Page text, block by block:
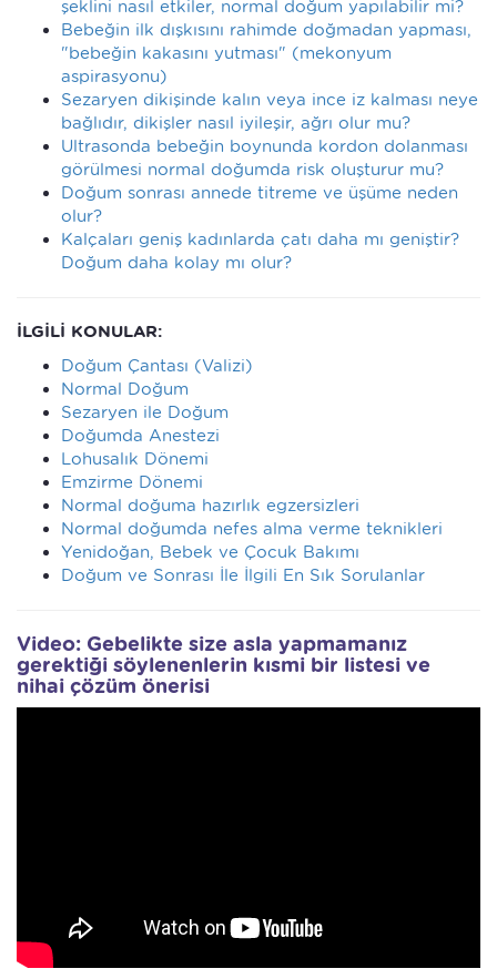
şeklini nasıl etkiler, normal doğum yapılabilir mi?
Bebeğin ilk dışkısını rahimde doğmadan yapması,
"bebeğin kakasını yutması" (mekonyum
aspirasyonu)
Sezaryen dikişinde kalın veya ince iz kalması neye
bağlıdır, dikişler nasıl iyileşir, ağrı olur mu?
Ultrasonda bebeğin boynunda kordon dolanması
görülmesi normal doğumda risk oluşturur mu?
Doğum sonrası annede titreme ve üşüme neden
olur?
Kalçaları geniş kadınlarda çatı daha mı geniştir?
Doğum daha kolay mı olur?
İLGİLİ KONULAR:
Doğum Çantası (Valizi)
Normal Doğum
Sezaryen ile Doğum
Doğumda Anestezi
Lohusalık Dönemi
Emzirme Dönemi
Normal doğuma hazırlık egzersizleri
Normal doğumda nefes alma verme teknikleri
Yenidoğan, Bebek ve Çocuk Bakımı
Doğum ve Sonrası İle İlgili En Sık Sorulanlar
Video: Gebelikte size asla yapmamanız
gerektiği söylenenlerin kısmi bir listesi ve
nihai çözüm önerisi